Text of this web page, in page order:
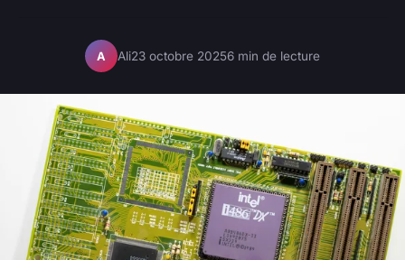
A Ali23 octobre 20256 min de lecture